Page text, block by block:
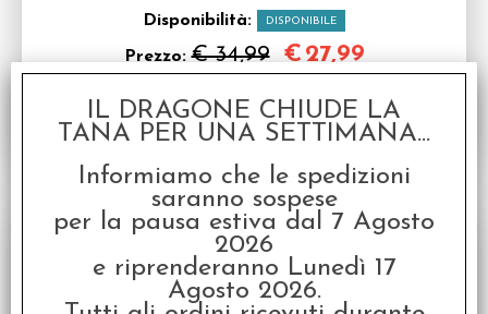
Disponibilità: DISPONIBILE
Prezzo:€ 34,99 € 27,99
IL DRAGONE CHIUDE LA
TANA PER UNA SETTIMANA...
Informiamo che le spedizioni
saranno sospese
per la pausa estiva dal 7 Agosto
2026
e riprenderanno Lunedì 17
Agosto 2026.